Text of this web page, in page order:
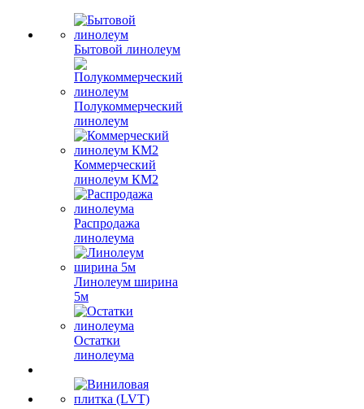
Бытовой линолеум
Полукоммерческий
линолеум
Коммерческий
линолеум КМ2
Распродажа
линолеума
Линолеум ширина
5м
Остатки
линолеума